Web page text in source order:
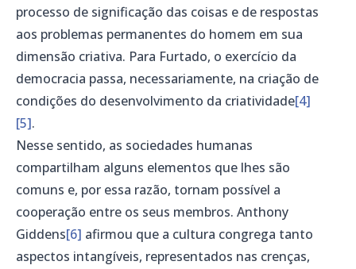
processo de significação das coisas e de respostas
aos problemas permanentes do homem em sua
dimensão criativa. Para Furtado, o exercício da
democracia passa, necessariamente, na criação de
condições do desenvolvimento da criatividade[4]
[5].
Nesse sentido, as sociedades humanas
compartilham alguns elementos que lhes são
comuns e, por essa razão, tornam possível a
cooperação entre os seus membros. Anthony
Giddens[6] afirmou que a cultura congrega tanto
aspectos intangíveis, representados nas crenças,